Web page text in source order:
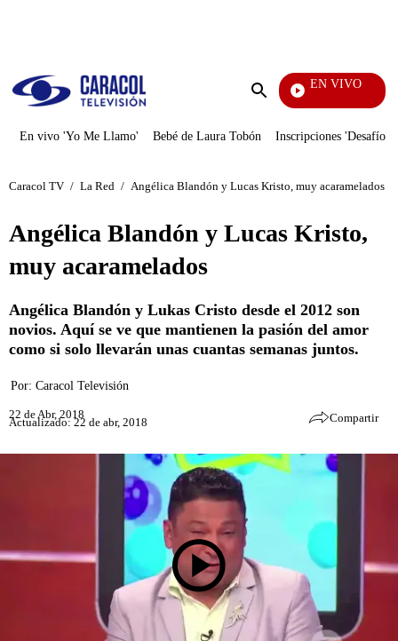
Enviar
EN VIVO
Doble Vía
En vivo 'Yo Me Llamo' Bebé de Laura Tobón Inscripciones 'Desafío'
Caracol TV / La Red / Angélica Blandón y Lucas Kristo, muy acaramelados
Angélica Blandón y Lucas Kristo,
muy acaramelados
Angélica Blandón y Lukas Cristo desde el 2012 son
novios. Aquí se ve que mantienen la pasión del amor
como si solo llevarán unas cuantas semanas juntos.
Por: Caracol Televisión
22 de Abr, 2018
Actualizado: 22 de abr, 2018 Compartir